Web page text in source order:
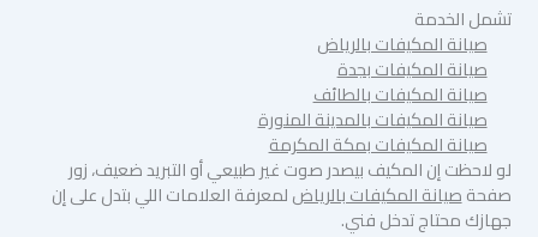
تشمل الخدمة
صيانة المكيفات بالرياض
صيانة المكيفات بجدة
صيانة المكيفات بالطائف
صيانة المكيفات بالمدينة المنورة
صيانة المكيفات بمكة المكرمة
لو لاحظت إن المكيف بيصدر صوت غير طبيعي أو التبريد ضعيف، زور
صفحةصيانة المكيفات بالرياضلمعرفة العلامات اللي بتدل على إن
جهازك محتاج تدخل فني.